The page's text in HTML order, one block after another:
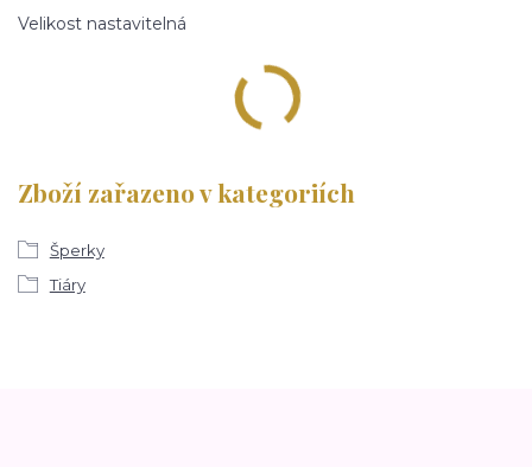
Velikost nastavitelná
Zboží zařazeno v kategoriích
Šperky
Tiáry